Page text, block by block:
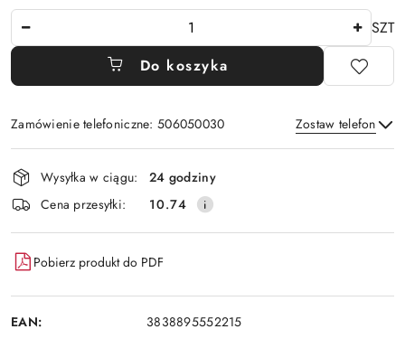
SZT
Do koszyka
Zamówienie telefoniczne: 506050030 Zostaw telefon
Wyślij
Dostępność
i
dostawa
Wysyłka w ciągu:
24 godziny
Cena przesyłki:
10.74
Pobierz produkt do PDF
EAN: 3838895552215